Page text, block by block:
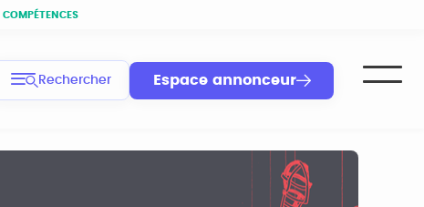
COMPÉTENCES
Rechercher Espace annonceur